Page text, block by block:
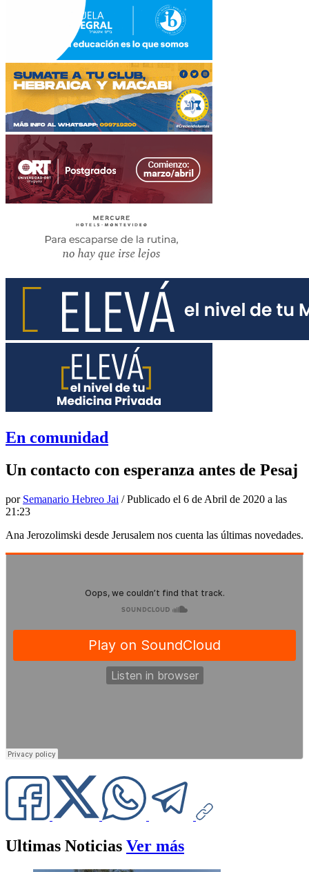
En comunidad
Un contacto con esperanza antes de Pesaj
por Semanario Hebreo Jai / Publicado el 6 de Abril de 2020 a las
21:23
Ana Jerozolimski desde Jerusalem nos cuenta las últimas novedades.
Ultimas Noticias Ver más